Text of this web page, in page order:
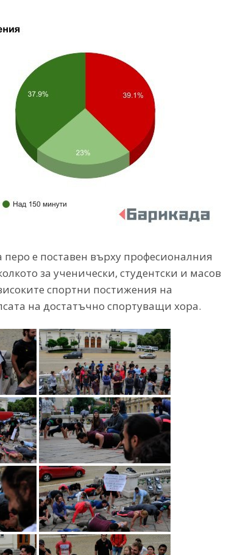
е поставен върху професионалния
за ученически, студентски и масов
спортни постижения на
на достатъчно спортуващи хора.